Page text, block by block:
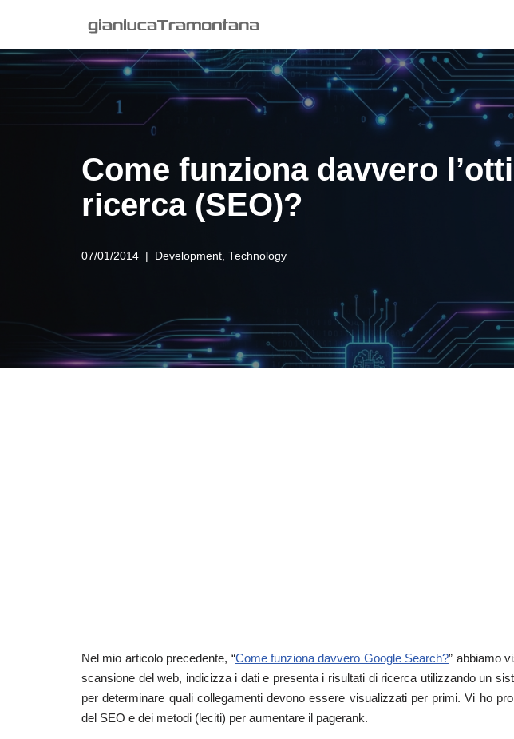
al
Come funziona davvero
ricerca (SEO)?
07/01/2014 Development Technology
Nel mio articolo precedente, “Come funziona davvero Google Search?” abbiamo
scansione del web, indicizza i dati e presenta i risultati di ricerca utilizzando un
per determinare quali collegamenti devono essere visualizzati per primi. Vi ho
del SEO e dei metodi (leciti) per aumentare il pagerank.